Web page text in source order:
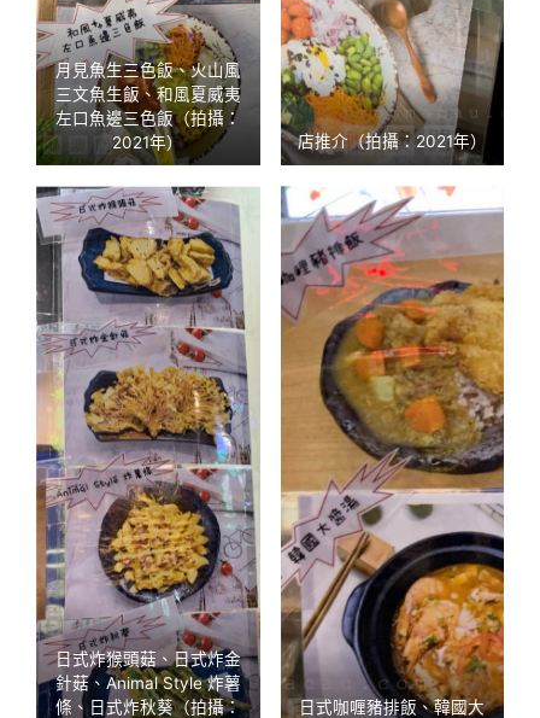
月見魚生三色飯、火山風
三文魚生飯、和風夏威夷
左口魚邊三色飯（拍攝：
2021年）
店推介（拍攝：2021年）
日式炸猴頭菇、日式炸金
針菇、Animal Style 炸薯
條、日式炸秋葵（拍攝：
日式咖喱豬排飯、韓國大